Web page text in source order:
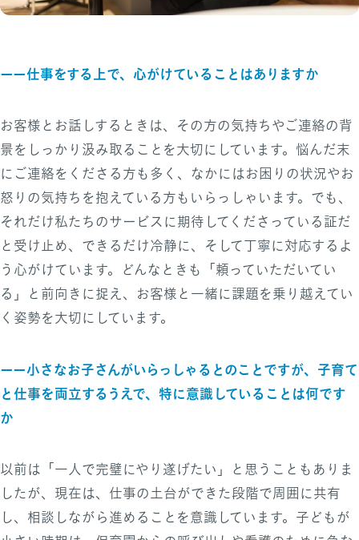
ーー仕事をする上で、心がけていることはありますか
お客様とお話しするときは、その方の気持ちやご連絡の背
景をしっかり汲み取ることを大切にしています。悩んだ末
にご連絡をくださる方も多く、なかにはお困りの状況やお
怒りの気持ちを抱えている方もいらっしゃいます。でも、
それだけ私たちのサービスに期待してくださっている証だ
と受け止め、できるだけ冷静に、そして丁寧に対応するよ
う心がけています。どんなときも「頼っていただいてい
る」と前向きに捉え、お客様と一緒に課題を乗り越えてい
く姿勢を大切にしています。
ーー小さなお子さんがいらっしゃるとのことですが、子育て
と仕事を両立するうえで、特に意識していることは何です
か
以前は「一人で完璧にやり遂げたい」と思うこともありま
したが、現在は、仕事の土台ができた段階で周囲に共有
し、相談しながら進めることを意識しています。子どもが